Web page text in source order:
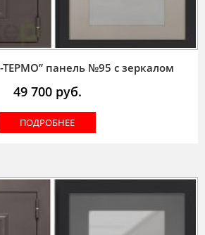
панель №95 с зеркалом
49 700руб.
ПОДРОБНЕЕ